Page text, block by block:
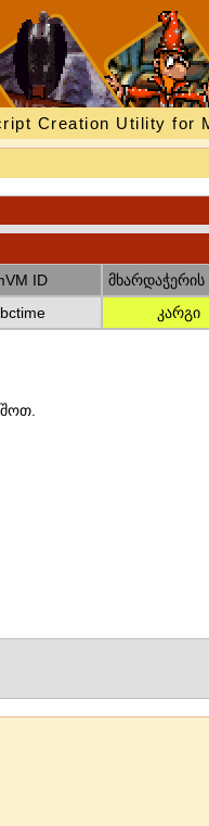
Creation Utility for
ID
კარგი